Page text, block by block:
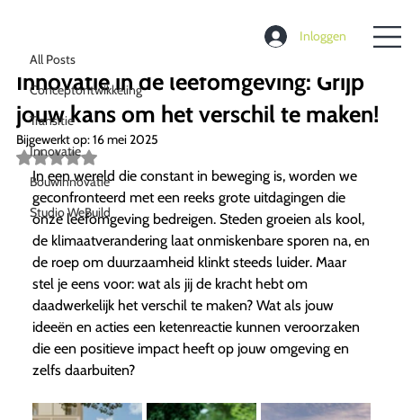
Inloggen
All Posts
Conceptontwikkeling
Transitie
Innovatie
Bouwinnovatie
Studio WeBuild
Innovatie in de leefomgeving: Grijp
jouw kans om het verschil te maken!
4 minuten om te lezen
Bijgewerkt op:16 mei 2025
Beoordeeld
met
NaN
uit
5
sterren.
In een wereld die constant in beweging is, worden we
geconfronteerd met een reeks grote uitdagingen die
onze leefomgeving bedreigen. Steden groeien als kool,
de klimaatverandering laat onmiskenbare sporen na, en
de roep om duurzaamheid klinkt steeds luider. Maar
stel je eens voor: wat als jij de kracht hebt om
daadwerkelijk het verschil te maken? Wat als jouw
ideeën en acties een ketenreactie kunnen veroorzaken
die een positieve impact heeft op jouw omgeving en
zelfs daarbuiten?